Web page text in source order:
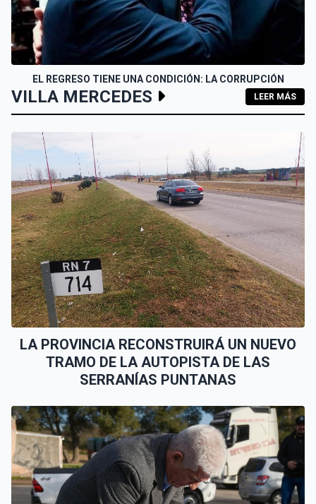
EL REGRESO TIENE UNA CONDICIÓN: LA CORRUPCIÓN
VILLA MERCEDES LEER MÁS
LA PROVINCIA RECONSTRUIRÁ UN NUEVO
TRAMO DE LA AUTOPISTA DE LAS
SERRANÍAS PUNTANAS